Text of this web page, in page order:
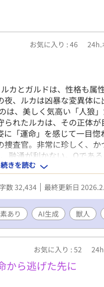
お気に入り : 46 24h.
カとガルドは、性格も属
、ルカは凶暴な変異体
は、美しく気高い「人狼
れたルカは、その正体
に「運命」を感じて一目
査官。非常に珍しく、か
融通が利かない。Ωであ
舞っている。 現在: ガル
銀狼」を神のように崇
立場: ルカのバディ。強大
、迫害を避けるため周
満月の夜だけは人狼の姿を
思っているが、ルカが自
いまま自分の悪口を聞か
続きを読む
数 32,434 最終更新日
あり AI生成 獣人
お気に入り : 52
から逃げた先に